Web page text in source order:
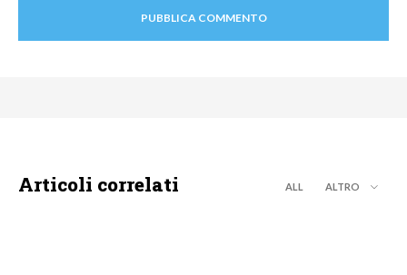
Articoli correlati ALL ALTRO